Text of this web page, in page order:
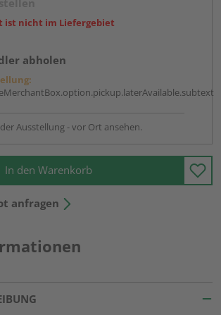
ist nicht im Liefergebiet
abholen
Ausstellung - vor Ort ansehen.
In den Warenkorb
anfragen